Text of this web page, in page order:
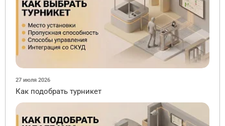
27 июля 2026
Как подобрать турникет